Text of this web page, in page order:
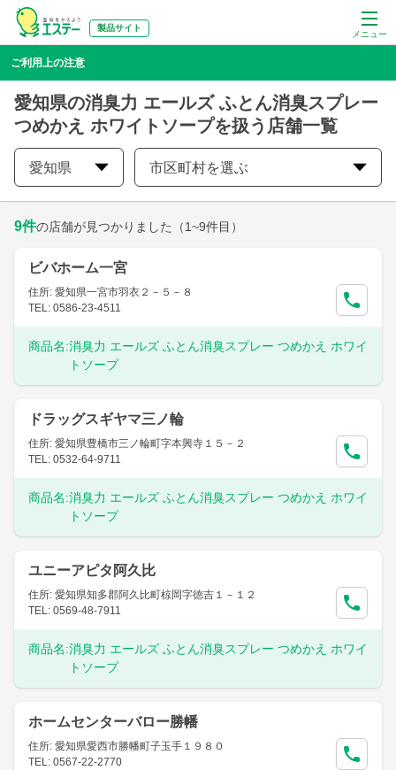
メニュー
製品サイト
ご利用上の注意
愛知県の消臭力 エールズ ふとん消臭スプレー
つめかえ ホワイトソープを扱う店舗一覧
愛知県 市区町村を選ぶ
9件の店舗が見つかりました （1~9件目）
ビバホーム一宮
住所: 愛知県一宮市羽衣２－５－８
TEL: 0586-23-4511
商品名:消臭力 エールズ ふとん消臭スプレー つめかえ ホワイ
トソープ
ドラッグスギヤマ三ノ輪
住所: 愛知県豊橋市三ノ輪町字本興寺１５－２
TEL: 0532-64-9711
商品名:消臭力 エールズ ふとん消臭スプレー つめかえ ホワイ
トソープ
ユニーアピタ阿久比
住所: 愛知県知多郡阿久比町椋岡字徳吉１－１２
TEL: 0569-48-7911
商品名:消臭力 エールズ ふとん消臭スプレー つめかえ ホワイ
トソープ
ホームセンターバロー勝幡
住所: 愛知県愛西市勝幡町子玉手１９８０
TEL: 0567-22-2770